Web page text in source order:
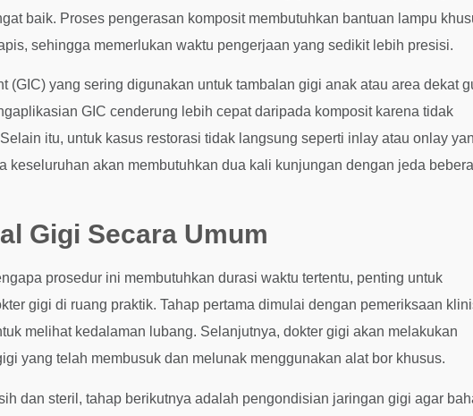
baik. Proses pengerasan komposit membutuhkan bantuan lampu
sehingga memerlukan waktu pengerjaan yang sedikit lebih presisi.
(GIC) yang sering digunakan untuk tambalan gigi anak atau area dekat
GIC cenderung lebih cepat daripada komposit karena tidak
itu, untuk kasus restorasi tidak langsung seperti inlay atau onlay
keseluruhan akan membutuhkan dua kali kunjungan dengan jeda
Gigi Secara Umum
prosedur ini membutuhkan durasi waktu tertentu, penting untuk
gigi di ruang praktik. Tahap pertama dimulai dengan pemeriksaan
melihat kedalaman lubang. Selanjutnya, dokter gigi akan melakukan
yang telah membusuk dan melunak menggunakan alat bor khusus.
dan steril, tahap berikutnya adalah pengondisian jaringan gigi agar